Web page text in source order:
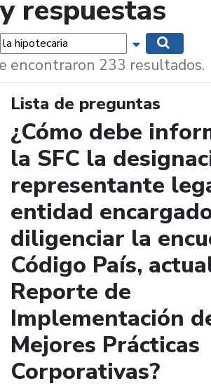
y respuestas
Mostrar
encontraron 233 resultados.
Lista de preguntas
¿Cómo debe
la SFC la
representante
entidad
diligenciar la
Código País,
Reporte de
Implementación
Mejores Prácticas
Corporativas?